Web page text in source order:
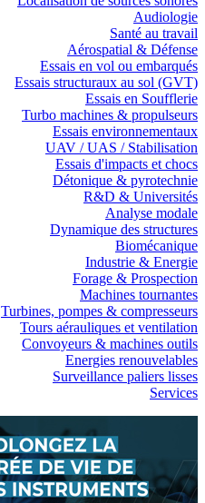
Audiologie
Santé au travail
Aérospatial & Défense
Essais en vol ou embarqués
Essais structuraux au sol (GVT)
Essais en Soufflerie
Turbo machines & propulseurs
Essais environnementaux
UAV / UAS / Stabilisation
Essais d'impacts et chocs
Détonique & pyrotechnie
R&D & Universités
Analyse modale
Dynamique des structures
Biomécanique
Industrie & Energie
Forage & Prospection
Machines tournantes
Turbines, pompes & compresseurs
Tours aérauliques et ventilation
Convoyeurs & machines outils
Energies renouvelables
Surveillance paliers lisses
Services